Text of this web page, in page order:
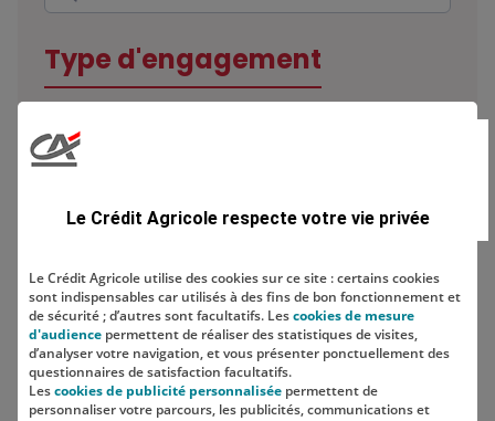
Type d'engagement
Localisation
Le Crédit Agricole respecte votre vie privée
Le Crédit Agricole utilise des cookies sur ce site : certains cookies
sont indispensables car utilisés à des fins de bon fonctionnement et
de sécurité ; d’autres sont facultatifs. Lescookies de mesure
d'audience permettent de réaliser des statistiques de visites,
d’analyser votre navigation, et vous présenter ponctuellement des
questionnaires de satisfaction facultatifs.
Lescookies de publicité personnalisée permettent de
personnaliser votre parcours, les publicités, communications et